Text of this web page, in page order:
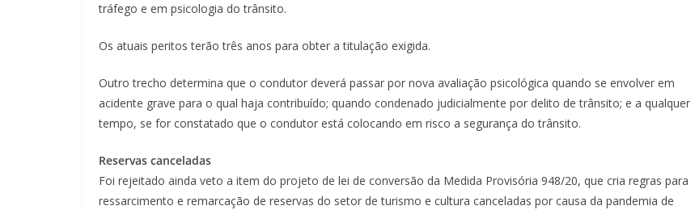
tráfego e em psicologia do trânsito.
Os atuais peritos terão três anos para obter a titulação exigida.
Outro trecho determina que o condutor deverá passar por nova avaliação psicológica quando se envolver em
acidente grave para o qual haja contribuído; quando condenado judicialmente por delito de trânsito; e a qualquer
tempo, se for constatado que o condutor está colocando em risco a segurança do trânsito.
Reservas canceladas
Foi rejeitado ainda veto a item do projeto de lei de conversão da Medida Provisória 948/20, que cria regras para
ressarcimento e remarcação de reservas do setor de turismo e cultura canceladas por causa da pandemia de